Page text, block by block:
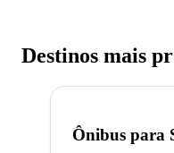
Destinos mais
Ônibus para